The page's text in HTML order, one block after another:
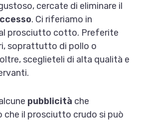
cercate di eliminare il
. Ci riferiamo in
prosciutto cotto. Preferite
soprattutto di pollo o
sceglieteli di alta qualità e
pubblicità che
il prosciutto crudo si può